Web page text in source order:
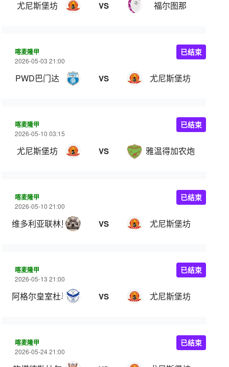
尤尼斯堡坊 VS 福尔图那
喀麦隆甲
2026-05-03 21:00
PWD巴门达 VS 尤尼斯堡坊
已结束
喀麦隆甲
2026-05-10 03:15
尤尼斯堡坊 VS 雅温得加农炮
已结束
喀麦隆甲
2026-05-10 21:00
维多利亚联林贝 VS 尤尼斯堡坊
已结束
喀麦隆甲
2026-05-13 21:00
阿格尔皇室杜马 VS 尤尼斯堡坊
已结束
喀麦隆甲
2026-05-24 21:00
已结束